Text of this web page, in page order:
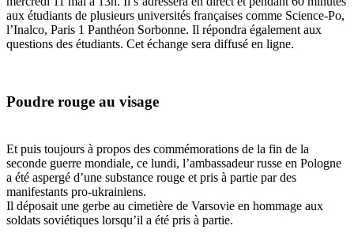
aux étudiants de plusieurs universités françaises comme Science-Po,
l’Inalco, Paris 1 Panthéon Sorbonne. Il répondra également aux
questions des étudiants. Cet échange sera diffusé en ligne.
Poudre rouge au visage
Et puis toujours à propos des commémorations de la fin de la
seconde guerre mondiale, ce lundi, l’ambassadeur russe en Pologne
a été aspergé d’une substance rouge et pris à partie par des
manifestants pro-ukrainiens.
Il déposait une gerbe au cimetière de Varsovie en hommage aux
soldats soviétiques lorsqu’il a été pris à partie.